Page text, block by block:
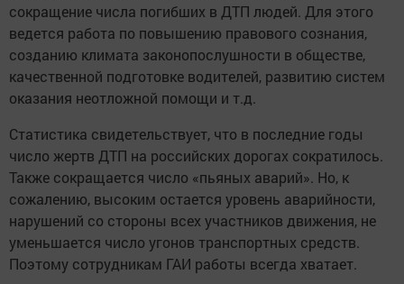
сокращение числа погибших в ДТП людей. Для этого
ведется работа по повышению правового сознания,
созданию климата законопослушности в обществе,
качественной подготовке водителей, развитию систем
оказания неотложной помощи и т.д.
Статистика свидетельствует, что в последние годы
число жертв ДТП на российских дорогах сократилось.
Также сокращается число «пьяных аварий». Но, к
сожалению, высоким остается уровень аварийности,
нарушений со стороны всех участников движения, не
уменьшается число угонов транспортных средств.
Поэтому сотрудникам ГАИ работы всегда хватает.